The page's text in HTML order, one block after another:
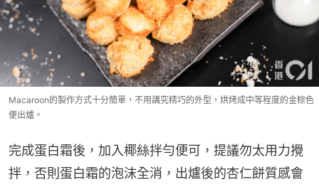
Macaroon的製作方式十分簡單，不用講究精巧的外型，烘烤成中等程度的金棕色
便出爐。
完成蛋白霜後，加入椰絲拌勻便可，提議勿太用力攪
拌，否則蛋白霜的泡沫全消，出爐後的杏仁餅質感會